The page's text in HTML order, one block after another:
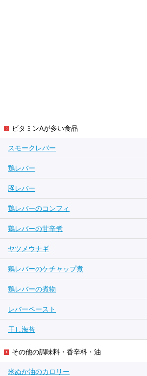
ビタミンAが多い食品
スモークレバー
鶏レバー
豚レバー
鶏レバーのコンフィ
鶏レバーの甘辛煮
ヤツメウナギ
鶏レバーのケチャップ煮
鶏レバーの煮物
レバーペースト
干し海苔
その他の調味料・香辛料・油
米ぬか油のカロリー